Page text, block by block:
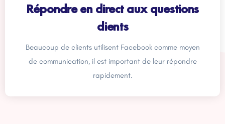
Répondre en direct aux questions
clients
Beaucoup de clients utilisent Facebook comme moyen
de communication, il est important de leur répondre
rapidement.